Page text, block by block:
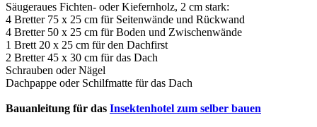
Säugeraues Fichten- oder Kiefernholz, 2 cm stark:
4 Bretter 75 x 25 cm für Seitenwände und Rückwand
4 Bretter 50 x 25 cm für Boden und Zwischenwände
1 Brett 20 x 25 cm für den Dachfirst
2 Bretter 45 x 30 cm für das Dach
Schrauben oder Nägel
Dachpappe oder Schilfmatte für das Dach
Bauanleitung für das Insektenhotel zum selber bauen